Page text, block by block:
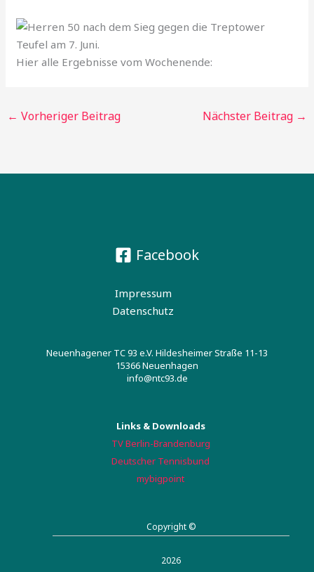
Hier alle Ergebnisse vom Wochenende:
← Vorheriger Beitrag Nächster Beitrag →
Facebook
Impressum
Datenschutz
Neuenhagener TC 93 e.V. Hildesheimer Straße 11-13
15366 Neuenhagen
info@ntc93.de
Links & Downloads
TV Berlin-Brandenburg
Deutscher Tennisbund
mybigpoint
Copyright ©
2026